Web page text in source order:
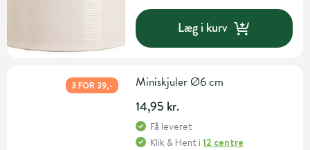
Læg i kurv
3 FOR 39,- Miniskjuler Ø6 cm
14,95 kr.
Få leveret
Klik & Hent i12 centre